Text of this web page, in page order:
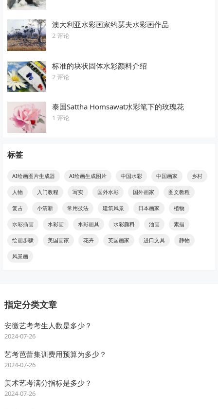
澳大利亚水彩画家约瑟夫水彩画作品
2 评论
标准的块状固体水彩颜料介绍
2 评论
泰国Sattha Homsawat水彩笔下的玫瑰花
1 评论
标签
AI绘画图片生成器 AI绘画生成图片 中国水彩 中国画家 乡村
人物 入门教程 写实 国外水彩 国外画家 图文教程
复古 小清新 常用技法 建筑风景 日本画家 植物
水彩插画 水彩画 水彩画具 水彩颜料 油画 素描
绘画步骤 美国画家 花卉 英国画家 进口文具 静物
风景画
指定分类文章
安徽艺考考生人数是多少？
2024-07-26
艺考芭蕾集训费用预算为多少？
2024-07-26
美术艺考满分指标是多少？
2024-07-26